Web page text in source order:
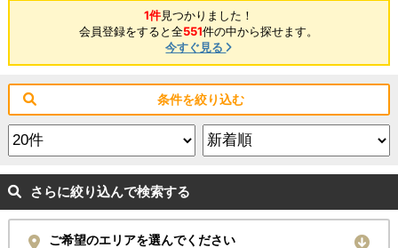
1件見つかりました！
会員登録をすると全551件の中から探せます。
今すぐ見る
条件を絞り込む
さらに絞り込んで検索する
ご希望のエリアを選んでください